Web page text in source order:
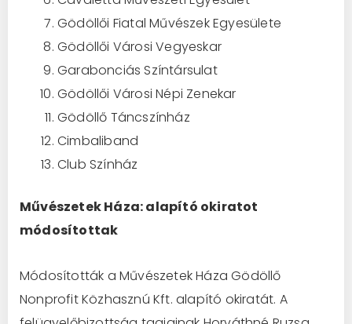
Gödöllői Fiatal Művészek Egyesülete
Gödöllői Városi Vegyeskar
Garabonciás Színtársulat
Gödöllői Városi Népi Zenekar
Gödöllő Táncszínház
Cimbaliband
Club Színház
Művészetek Háza: alapító okiratot
módosítottak
Módosították a Művészetek Háza Gödöllő
Nonprofit Közhasznú Kft. alapító okiratát. A